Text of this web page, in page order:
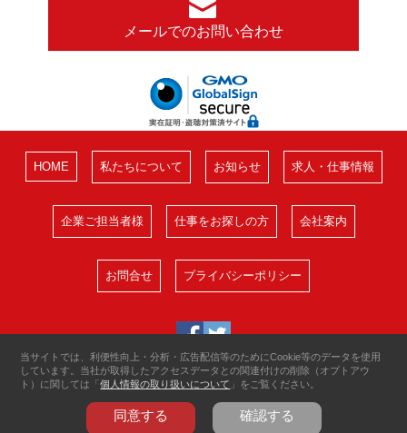
メールでのお問い合わせ
HOME 私たちについて お知らせ 求人・仕事情報
企業ご担当者様 仕事をお探しの方 会社案内
お問合せ プライバシーポリシー
当サイトでは、利便性向上・分析・広告配信等のためにCookie等のデータを使用
しています。当社が取得したアクセスデータとの関連付けの削除（オプトアウ
ト）に関しては「個人情報の取り扱いについて 」をご覧ください。
同意する 確認する